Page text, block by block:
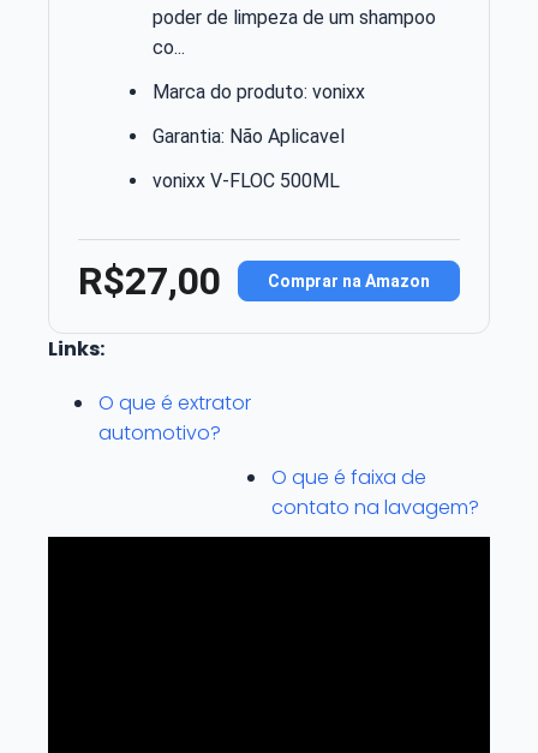
poder de limpeza de um shampoo
co...
Marca do produto: vonixx
Garantia: Não Aplicavel
vonixx V-FLOC 500ML
R$27,00 Comprar na Amazon
Links:
O que é extrator
automotivo?
O que é faixa de
contato na lavagem?